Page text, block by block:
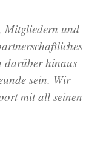
Mitgliedern und
darüber hinaus
sein. Wir
mit all seinen